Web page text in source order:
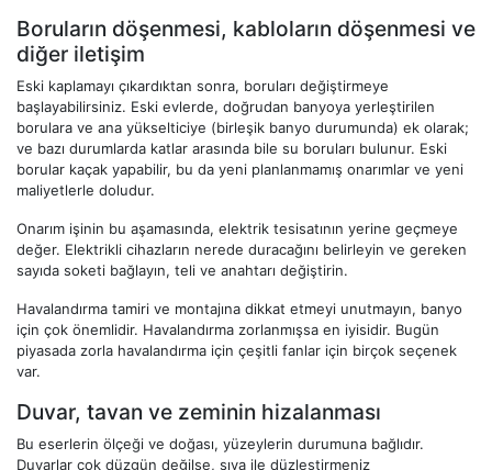
Boruların döşenmesi, kabloların döşenmesi ve
diğer iletişim
Eski kaplamayı çıkardıktan sonra, boruları değiştirmeye
başlayabilirsiniz. Eski evlerde, doğrudan banyoya yerleştirilen
borulara ve ana yükselticiye (birleşik banyo durumunda) ek olarak;
ve bazı durumlarda katlar arasında bile su boruları bulunur. Eski
borular kaçak yapabilir, bu da yeni planlanmamış onarımlar ve yeni
maliyetlerle doludur.
Onarım işinin bu aşamasında, elektrik tesisatının yerine geçmeye
değer. Elektrikli cihazların nerede duracağını belirleyin ve gereken
sayıda soketi bağlayın, teli ve anahtarı değiştirin.
Havalandırma tamiri ve montajına dikkat etmeyi unutmayın, banyo
için çok önemlidir. Havalandırma zorlanmışsa en iyisidir. Bugün
piyasada zorla havalandırma için çeşitli fanlar için birçok seçenek
var.
Duvar, tavan ve zeminin hizalanması
Bu eserlerin ölçeği ve doğası, yüzeylerin durumuna bağlıdır.
Duvarlar çok düzgün değilse, sıva ile düzleştirmeniz